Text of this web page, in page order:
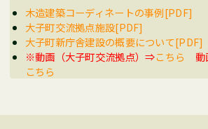
木造建築コーディネートの事例[PDF]
大子町交流拠点施設[PDF]
大子町新庁舎建設の概要について[PDF]
※動画（大子町交流拠点）⇒こちら
こちら